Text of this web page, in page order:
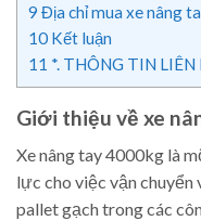
9 Địa chỉ mua xe nâng
10 Kết luận
11 *. THÔNG TIN LIÊN
Giới thiệu về xe
Xe nâng tay 4000kg là
lực cho việc vận
pallet gạch trong các